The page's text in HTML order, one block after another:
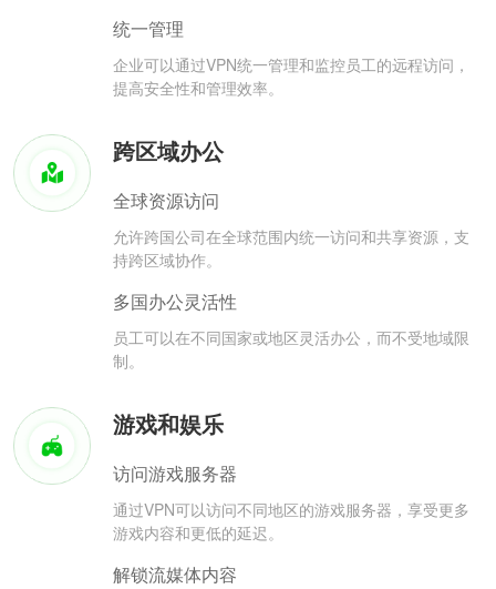
统一管理
企业可以通过VPN统一管理和监控员工的远程访问，
提高安全性和管理效率。
跨区域办公
全球资源访问
允许跨国公司在全球范围内统一访问和共享资源，支
持跨区域协作。
多国办公灵活性
员工可以在不同国家或地区灵活办公，而不受地域限
制。
游戏和娱乐
访问游戏服务器
通过VPN可以访问不同地区的游戏服务器，享受更多
游戏内容和更低的延迟。
解锁流媒体内容